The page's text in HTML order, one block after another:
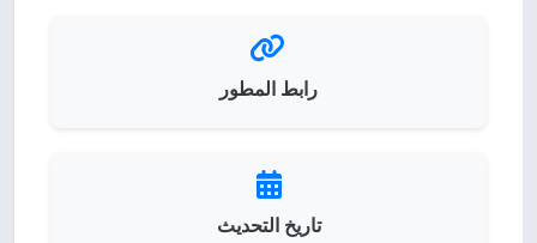
رابط المطور
تاريخ التحديث